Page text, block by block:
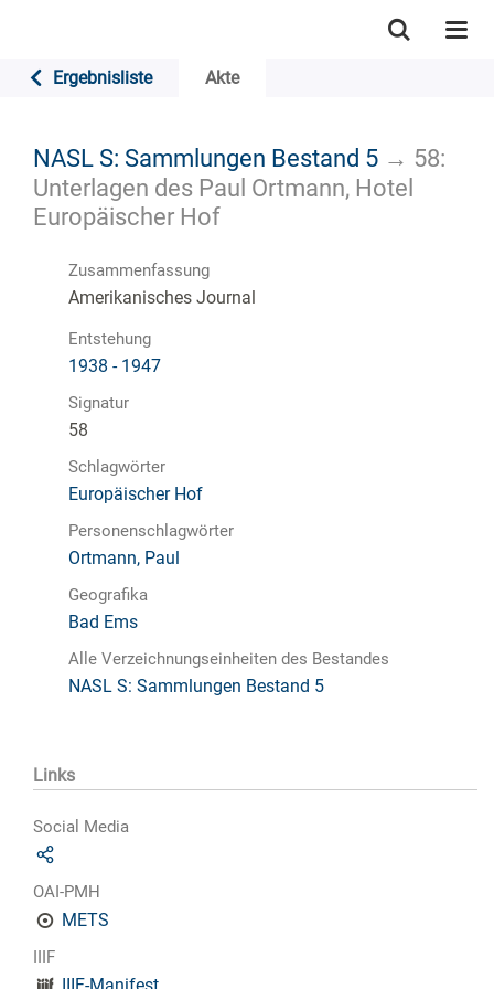
Ergebnisliste Akte
NASL S: Sammlungen Bestand 5 → 58:
Unterlagen des Paul Ortmann, Hotel
Europäischer Hof
Zusammenfassung
Amerikanisches Journal
Entstehung
1938 - 1947
Signatur
58
Schlagwörter
Europäischer Hof
Personenschlagwörter
Ortmann, Paul
Geografika
Bad Ems
Alle Verzeichnungseinheiten des Bestandes
NASL S: Sammlungen Bestand 5
Links
Social Media
OAI-PMH
METS
IIIF